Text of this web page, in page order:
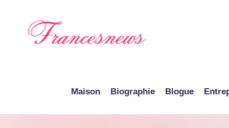
Maison Biographie Blogue